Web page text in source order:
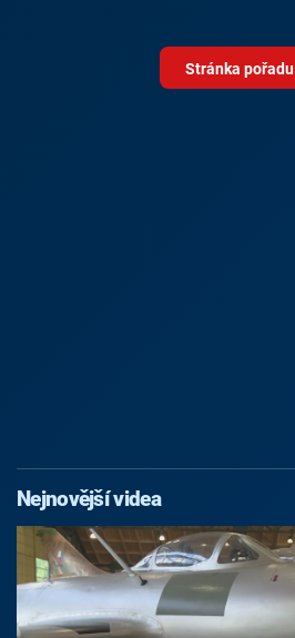
Stránka pořadu
Nejnovější videa